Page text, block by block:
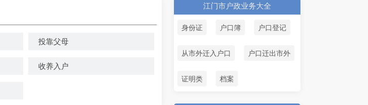
投靠父母
收养入户
江门市户政业务大全
身份证 户口簿 户口登记
从市外迁入户口 户口迁出市外
证明类 档案